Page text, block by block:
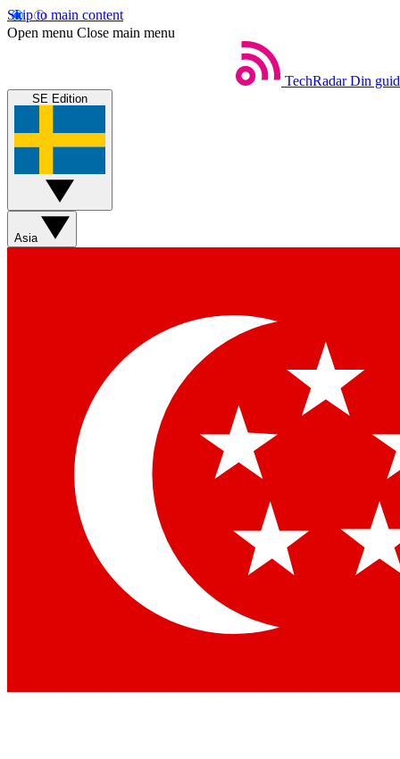
Skip to main content
Open menu Close main menu
TechRadar Din
SE Edition
Asia